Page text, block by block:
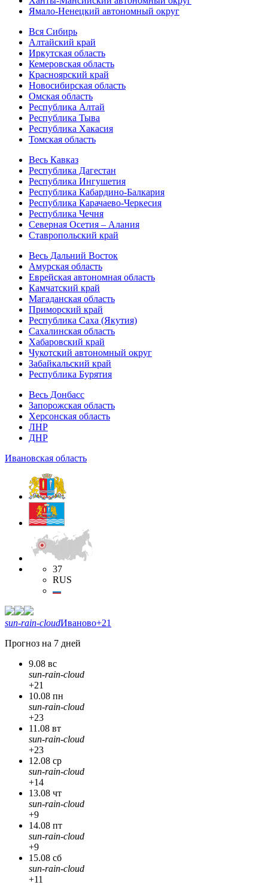
Ямало-Ненецкий автономный округ
Вся Сибирь
Алтайский край
Иркутская область
Кемеровская область
Красноярский край
Новосибирская область
Омская область
Республика Алтай
Республика Тыва
Республика Хакасия
Томская область
Весь Кавказ
Республика Дагестан
Республика Ингушетия
Республика Кабардино-Балкария
Республика Карачаево-Черкесия
Республика Чечня
Северная Осетия – Алания
Ставропольский край
Весь Дальний Восток
Амурская область
Еврейская автономная область
Камчатский край
Магаданская область
Приморский край
Республика Саха (Якутия)
Сахалинская область
Хабаровский край
Чукотский автономный округ
Забайкальский край
Республика Бурятия
Весь Донбасс
Запорожская область
Херсонская область
ЛНР
ДНР
Ивановская область
37
RUS
sun-rain-cloudИваново+21
Прогноз на 7 дней
9.08 вс
sun-rain-cloud
+21
10.08 пн
sun-rain-cloud
+23
11.08 вт
sun-rain-cloud
+23
12.08 ср
sun-rain-cloud
+14
13.08 чт
sun-rain-cloud
+9
14.08 пт
sun-rain-cloud
+9
15.08 сб
sun-rain-cloud
+11